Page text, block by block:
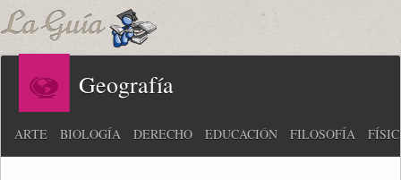
Geografía
ARTE BIOLOGÍA DERECHO EDUCACIÓN FILOSOFÍA